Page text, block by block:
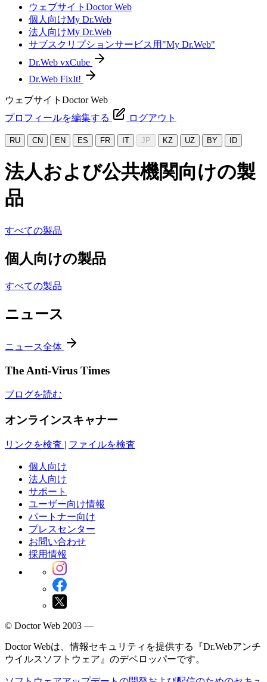
ウェブサイトDoctor Web
個人向けMy Dr.Web
法人向けMy Dr.Web
サブスクリプションサービス用"My Dr.Web"
Dr.Web vxCube
Dr.Web FixIt!
ウェブサイトDoctor Web
プロフィールを編集する
ログアウト
RU CN EN ES FR IT JP KZ UZ BY ID
法人および公共機関向けの製
品
すべての製品
個人向けの製品
すべての製品
ニュース
ニュース全体
The Anti-Virus Times
ブログを読む
オンラインスキャナー
リンクを検査 | ファイルを検査
個人向け
法人向け
サポート
ユーザー向け情報
パートナー向け
プレスセンター
お問い合わせ
採用情報
© Doctor Web 2003 —
Doctor Webは、情報セキュリティを提供する『Dr.Webアンチ
ウイルスソフトウェア』のデベロッパーです。